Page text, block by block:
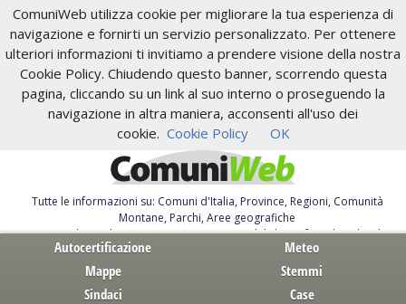
ComuniWeb utilizza cookie per migliorare la tua esperienza di
navigazione e fornirti un servizio personalizzato. Per ottenere
ulteriori informazioni ti invitiamo a prendere visione della nostra
Cookie Policy. Chiudendo questo banner, scorrendo questa
pagina, cliccando su un link al suo interno o proseguendo la
navigazione in altra maniera, acconsenti all'uso dei
cookie. Cookie Policy OK
Tutte le informazioni su: Comuni d'Italia, Province, Regioni, Comunità
Montane, Parchi, Aree geografiche
Servizi al Cittadino. Autocertificazione, moduli, leggi, free download
Autocertificazione
Meteo
Mappe
Stemmi
Sindaci
Case